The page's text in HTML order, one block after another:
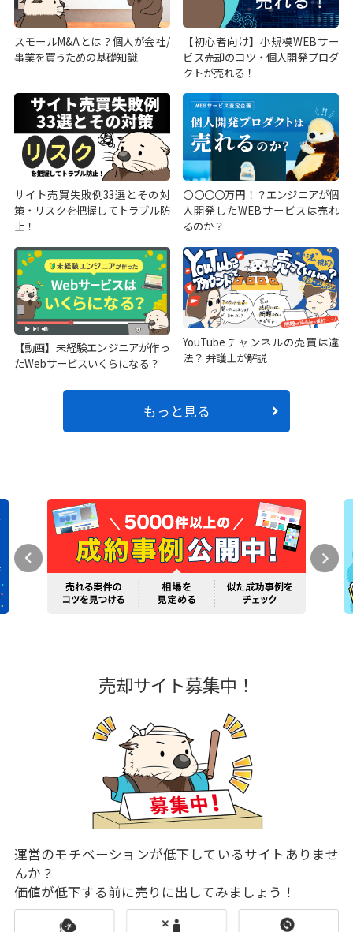
スモールM&Aとは？個人が会社/
事業を買うための基礎知識
【初心者向け】小規模WEBサー
ビス売却のコツ・個人開発プロダ
クトが売れる！
サイト売買失敗例33選とその対
策・リスクを把握してトラブル防
止！
〇〇〇〇万円！？エンジニアが個
人開発したWEBサービスは売れ
るのか？
【動画】未経験エンジニアが作っ
たWebサービスいくらになる？
YouTubeチャンネルの売買は違
法？ 弁護士が解説
もっと見る
売却サイト募集中！
運営のモチベーションが低下しているサイトありませ
んか？
価値が低下する前に売りに出してみましょう！